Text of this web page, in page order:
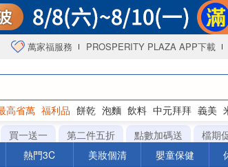
萬家福服務 PROSPERITY PLAZA APP下載
高省萬 福利品 餅乾 泡麵 飲料 中元拜拜 義美
買一送一 第二件五折 點數加碼送
檔期
熱門3C 美妝個清 嬰童保健